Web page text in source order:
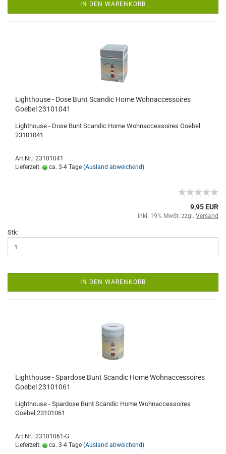
IN DEN WARENKORB
Lighthouse - Dose Bunt Scandic Home Wohnaccessoires
Goebel 23101041
Lighthouse - Dose Bunt Scandic Home Wohnaccessoires Goebel
23101041
Art.Nr.: 23101041
Lieferzeit:
ca. 3-4 Tage (Ausland abweichend)
9,95 EUR
inkl. 19% MwSt. zzgl. Versand
Stk:
IN DEN WARENKORB
Lighthouse - Spardose Bunt Scandic Home Wohnaccessoires
Goebel 23101061
Lighthouse - Spardose Bunt Scandic Home Wohnaccessoires
Goebel 23101061
Art.Nr.: 23101061-G
Lieferzeit:
ca. 3-4 Tage (Ausland abweichend)